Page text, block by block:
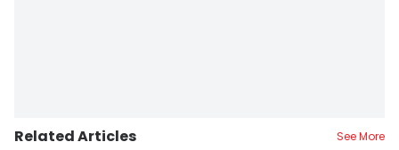
Related Articles See More